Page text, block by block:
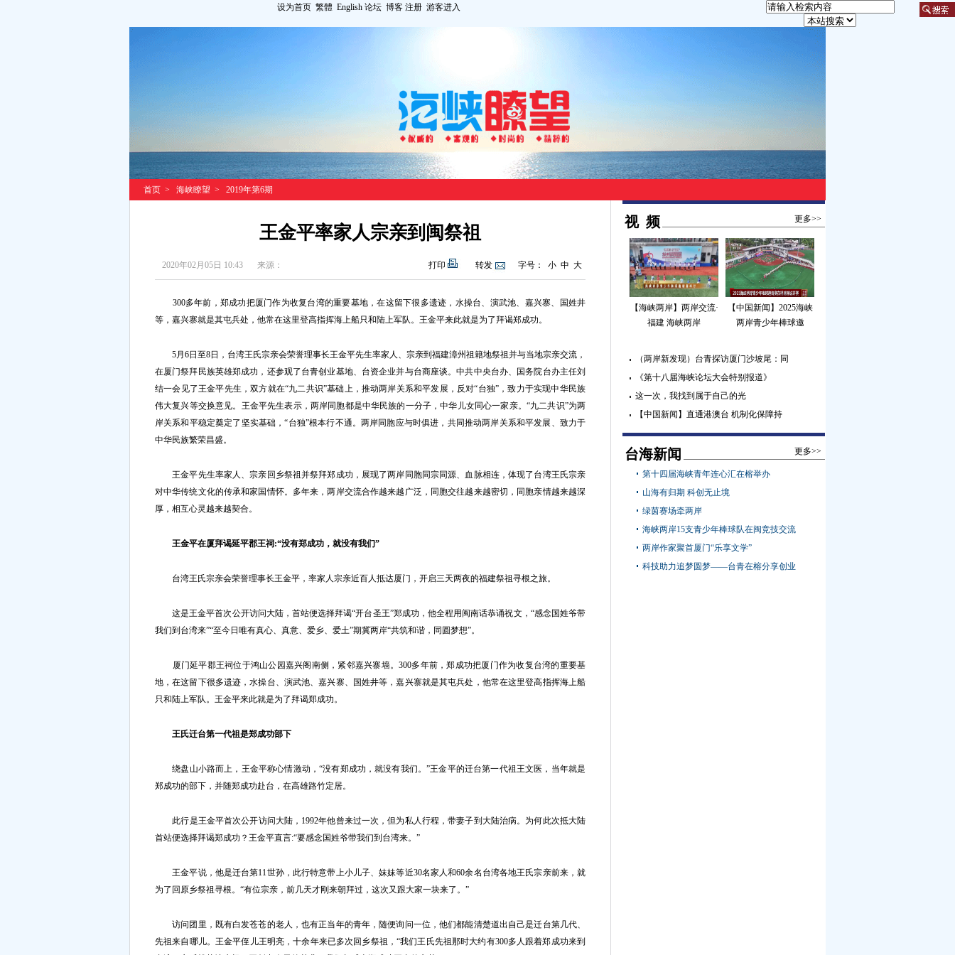
设为首页 繁體 English 论坛 博客 注册 游客进入
首页 > 海峡瞭望 > 2019年第6期
王金平率家人宗亲到闽祭祖
2020年02月05日 10:43 来源： 字号： 小 中 大
转发
打印
300多年前，郑成功把厦门作为收复台湾的重要基地，在这留下很多遗迹，水操台、演武池、嘉兴寨、国姓井
等，嘉兴寨就是其屯兵处，他常在这里登高指挥海上船只和陆上军队。王金平来此就是为了拜谒郑成功。
5月6日至8日，台湾王氏宗亲会荣誉理事长王金平先生率家人、宗亲到福建漳州祖籍地祭祖并与当地宗亲交流，
在厦门祭拜民族英雄郑成功，还参观了台青创业基地、台资企业并与台商座谈。中共中央台办、国务院台办主任刘
结一会见了王金平先生，双方就在“九二共识”基础上，推动两岸关系和平发展，反对“台独”，致力于实现中华民族
伟大复兴等交换意见。王金平先生表示，两岸同胞都是中华民族的一分子，中华儿女同心一家亲。“九二共识”为两
岸关系和平稳定奠定了坚实基础，“台独”根本行不通。两岸同胞应与时俱进，共同推动两岸关系和平发展、致力于
中华民族繁荣昌盛。
王金平先生率家人、宗亲回乡祭祖并祭拜郑成功，展现了两岸同胞同宗同源、血脉相连，体现了台湾王氏宗亲
对中华传统文化的传承和家国情怀。多年来，两岸交流合作越来越广泛，同胞交往越来越密切，同胞亲情越来越深
厚，相互心灵越来越契合。
王金平在厦拜谒延平郡王祠:“没有郑成功，就没有我们”
台湾王氏宗亲会荣誉理事长王金平，率家人宗亲近百人抵达厦门，开启三天两夜的福建祭祖寻根之旅。
这是王金平首次公开访问大陆，首站便选择拜谒“开台圣王”郑成功，他全程用闽南话恭诵祝文，“感念国姓爷带
我们到台湾来”“至今日唯有真心、真意、爱乡、爱土”期冀两岸“共筑和谐，同圆梦想”。
厦门延平郡王祠位于鸿山公园嘉兴阁南侧，紧邻嘉兴寨墙。300多年前，郑成功把厦门作为收复台湾的重要基
地，在这留下很多遗迹，水操台、演武池、嘉兴寨、国姓井等，嘉兴寨就是其屯兵处，他常在这里登高指挥海上船
只和陆上军队。王金平来此就是为了拜谒郑成功。
王氏迁台第一代祖是郑成功部下
绕盘山小路而上，王金平称心情激动，“没有郑成功，就没有我们。”王金平的迁台第一代祖王文医，当年就是
郑成功的部下，并随郑成功赴台，在高雄路竹定居。
此行是王金平首次公开访问大陆，1992年他曾来过一次，但为私人行程，带妻子到大陆治病。为何此次抵大陆
首站便选择拜谒郑成功？王金平直言:“要感念国姓爷带我们到台湾来。”
王金平说，他是迁台第11世孙，此行特意带上小儿子、妹妹等近30名家人和60余名台湾各地王氏宗亲前来，就
为了回原乡祭祖寻根。“有位宗亲，前几天才刚来朝拜过，这次又跟大家一块来了。”
访问团里，既有白发苍苍的老人，也有正当年的青年，随便询问一位，他们都能清楚道出自己是迁台第几代、
先祖来自哪儿。王金平侄儿王明亮，十余年来已多次回乡祭祖，“我们王氏先祖那时大约有300多人跟着郑成功来到
视 频 更多>>
【海峡两岸】两岸交流·
福建 海峡两岸
【中国新闻】2025海峡
两岸青少年棒球邀
（两岸新发现）台青探访厦门沙坡尾：同
《第十八届海峡论坛大会特别报道》
这一次，我找到属于自己的光
【中国新闻】直通港澳台 机制化保障持
台海新闻 更多>>
第十四届海峡青年连心汇在榕举办
山海有归期 科创无止境
绿茵赛场牵两岸
海峡两岸15支青少年棒球队在闽竞技交流
两岸作家聚首厦门“乐享文学”
科技助力追梦圆梦——台青在榕分享创业